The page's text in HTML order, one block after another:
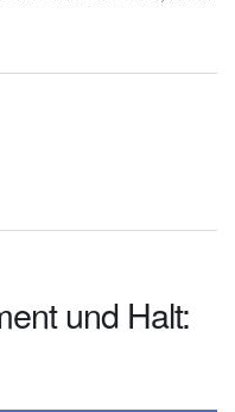
und Halt: